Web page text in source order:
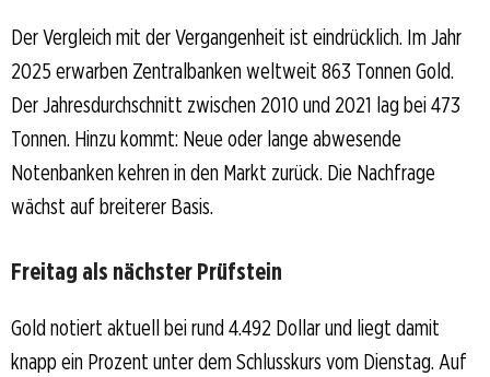
Der Vergleich mit der Vergangenheit ist eindrücklich. Im Jahr
2025 erwarben Zentralbanken weltweit 863 Tonnen Gold.
Der Jahresdurchschnitt zwischen 2010 und 2021 lag bei 473
Tonnen. Hinzu kommt: Neue oder lange abwesende
Notenbanken kehren in den Markt zurück. Die Nachfrage
wächst auf breiterer Basis.
Freitag als nächster Prüfstein
Gold notiert aktuell bei rund 4.492 Dollar und liegt damit
knapp ein Prozent unter dem Schlusskurs vom Dienstag. Auf